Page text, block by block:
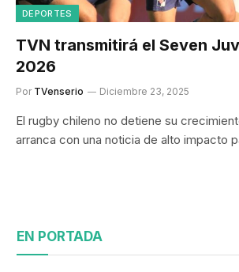
DEPORTES
TVN transmitirá el Seven
2026
Por TVenserio Diciembre 23, 2025
El rugby chileno no detiene su
arranca con una noticia de alto impacto
EN PORTADA